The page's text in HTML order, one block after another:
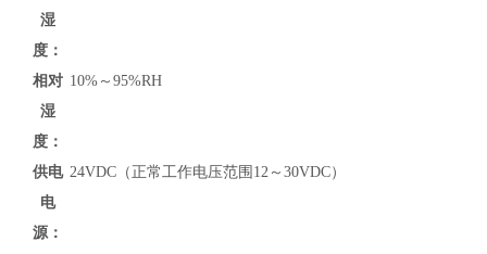
湿
度：
相对
湿
度：
10%～95%RH
供电
电
源：
24VDC（正常工作电压范围12～30VDC）